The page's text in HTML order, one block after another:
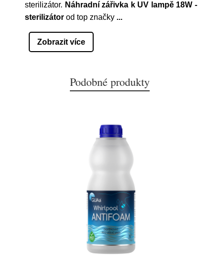
sterilizátor. Náhradní zářivka k UV lampě 18W -
sterilizátor od top značky ...
Zobrazit více
Podobné produkty